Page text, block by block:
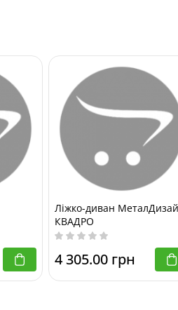
Ліжко-диван
КВАДРО
4 305.00 грн